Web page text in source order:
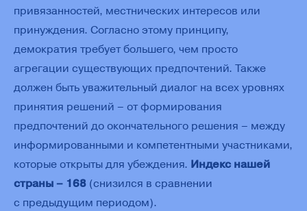
привязанностей, местнических интересов или
принуждения. Согласно этому принципу,
демократия требует большего, чем просто
агрегации существующих предпочтений. Также
должен быть уважительный диалог на всех уровнях
принятия решений – от формирования
предпочтений до окончательного решения – между
информированными и компетентными участниками,
которые открыты для убеждения. Индекс нашей
страны – 168 (снизился в сравнении
с предыдущим периодом).